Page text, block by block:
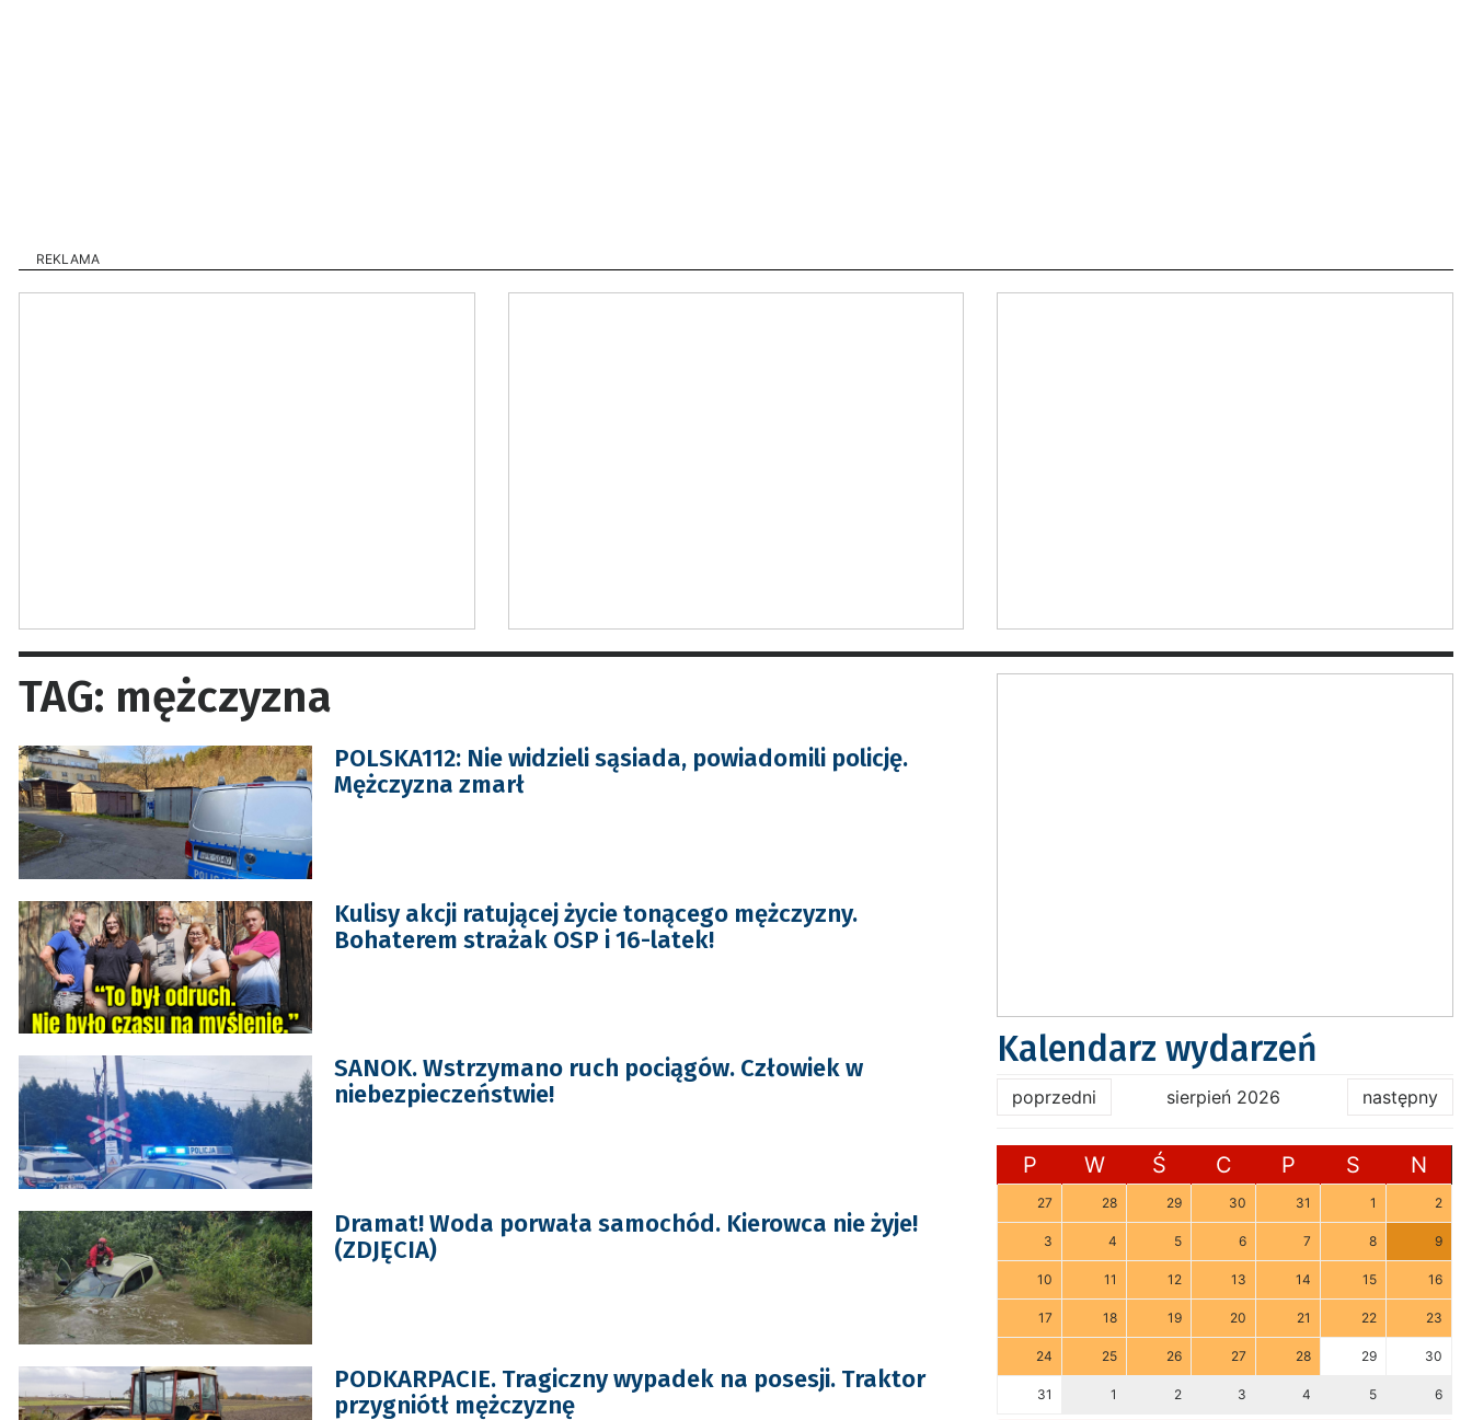
REKLAMA
TAG: mężczyzna
POLSKA112: Nie widzieli sąsiada, powiadomili policję.
Mężczyzna zmarł
Kulisy akcji ratującej życie tonącego mężczyzny.
Bohaterem strażak OSP i 16-latek!
SANOK. Wstrzymano ruch pociągów. Człowiek w
niebezpieczeństwie!
Dramat! Woda porwała samochód. Kierowca nie żyje!
(ZDJĘCIA)
PODKARPACIE. Tragiczny wypadek na posesji. Traktor
przygniótł mężczyznę
Kalendarz wydarzeń
poprzedni sierpień 2026 następny
P W Ś C P S N
27 28 29 30 31 1 2
3 4 5 6 7 8 9
10 11 12 13 14 15 16
17 18 19 20 21 22 23
24 25 26 27 28 29 30
31 1 2 3 4 5 6